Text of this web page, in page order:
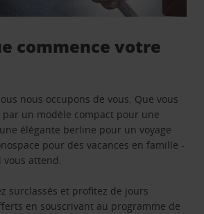
commence votre
nous occupons de vous. Que vous
un modèle compact pour une
élégante berline pour un voyage
pour des vacances en famille -
attend.
surclassés et profitez de jours
en souscrivant au programme de